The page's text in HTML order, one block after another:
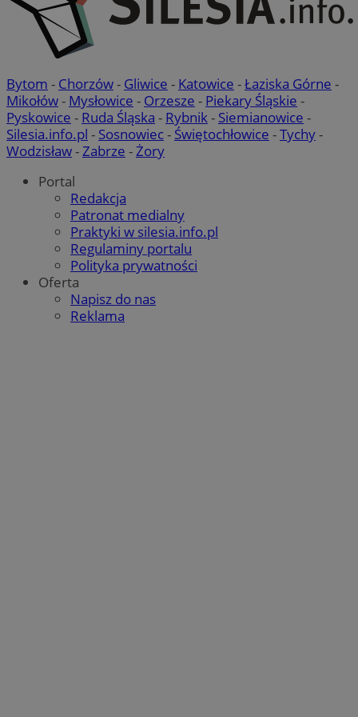
Bytom - Chorzów- Gliwice - Katowice -Łaziska Górne -
Mikołów- Mysłowice - Orzesze - Piekary Śląskie -
Pyskowice - Ruda Śląska - Rybnik- Siemianowice -
Silesia.info.pl - Sosnowiec- Świętochłowice -Tychy-
Wodzisław-Zabrze -Żory
Portal
Redakcja
Patronat medialny
Praktyki w silesia.info.pl
Regulaminy portalu
Polityka prywatności
Oferta
Napisz do nas
Reklama